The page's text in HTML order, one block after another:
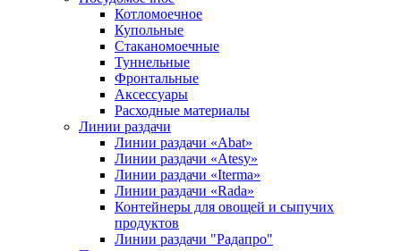
Котломоечное
Купольные
Стаканомоечные
Туннельные
Фронтальные
Аксессуары
Расходные материалы
Линии раздачи
Линии раздачи «Abat»
Линии раздачи «Atesy»
Линии раздачи «Iterma»
Линии раздачи «Rada»
Контейнеры для овощей и сыпучих
продуктов
Линии раздачи "Радапро"